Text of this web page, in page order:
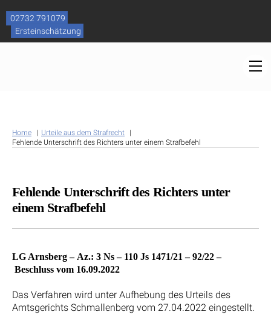
content
02732 791079
Ersteinschätzung
Home
Urteile aus dem Strafrecht
Fehlende Unterschrift des Richters unter einem Strafbefehl
Fehlende Unterschrift des Richters unter
einem Strafbefehl
LG Arnsberg – Az.: 3 Ns – 110 Js 1471/21 – 92/22 –
Beschluss vom 16.09.2022
Das Verfahren wird unter Aufhebung des Urteils des
Amtsgerichts Schmallenberg vom 27.04.2022 eingestellt.